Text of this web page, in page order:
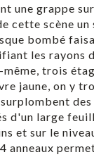
une grappe
cette scène
bombé
les rayons
trois
jaune, on y
d'un large
et sur le
anneaux